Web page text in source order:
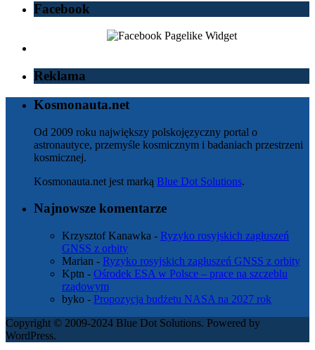
Facebook
Reklama
Kosmonauta.net
Od 2009 roku największy polskojęzyczny portal o
astronautyce, przemyśle kosmicznym i badaniach przestrzeni
kosmicznej.
Kosmonauta.net jest marką Blue Dot Solutions.
Najnowsze komentarze
Krzysztof Kanawka - Ryzyko rosyjskich zagłuszeń
GNSS z orbity
Marian - Ryzyko rosyjskich zagłuszeń GNSS z orbity
Kptn - Ośrodek ESA w Polsce – prace na szczeblu
rządowym
byko - Propozycja budżetu NASA na 2027 rok
Copyright © 2009-2024 Blue Dot Solutions. Powered by
WordPress.